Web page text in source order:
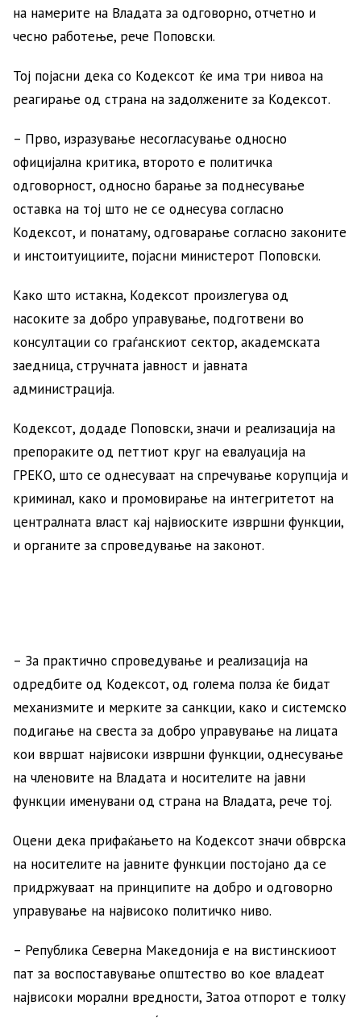
на намерите на Владата за одговорно, отчетно и
чесно работење, рече Поповски.
Тој појасни дека со Кодексот ќе има три нивоа на
реагирање од страна на задолжените за Кодексот.
– Прво, изразување несогласување односно
официјална критика, второто е политичка
одговорност, односно барање за поднесување
оставка на тој што не се однесува согласно
Кодексот, и понатаму, одговарање согласно законите
и инстоитуициите, појасни министерот Поповски.
Како што истакна, Кодексот произлегува од
насоките за добро управување, подготвени во
консултации со граѓанскиот сектор, академската
заедница, стручната јавност и јавната
администрација.
Кодексот, додаде Поповски, значи и реализација на
препораките од петтиот круг на евалуација на
ГРЕКО, што се однесуваат на спречување корупција и
криминал, како и промовирање на интегритетот на
централната власт кај највиоските извршни функции,
и органите за спроведување на законот.
– За практично спроведување и реализација на
одредбите од Кодексот, од голема полза ќе бидат
механизмите и мерките за санкции, како и системско
подигање на свеста за добро управување на лицата
кои ввршат највисоки извршни функции, однесување
на членовите на Владата и носителите на јавни
функции именувани од страна на Владата, рече тој.
Оцени дека прифаќањето на Кодексот значи обврска
на носителите на јавните функции постојано да се
придржуваат на принципите на добро и одговорно
управување на највисоко политичко ниво.
– Република Северна Македонија е на вистинскиоот
пат за воспоставување општество во кое владеат
највисоки морални вредности, Затоа отпорот е толку